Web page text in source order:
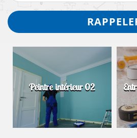
Peintre intérieur 02